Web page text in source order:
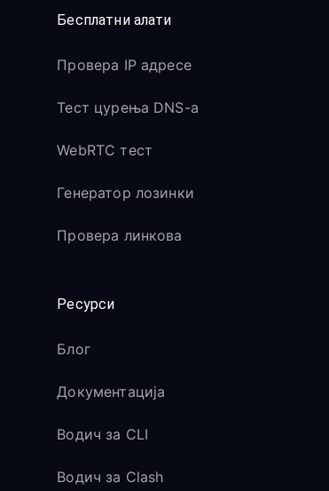
Бесплатни алати
Провера IP адресе
Тест цурења DNS-а
WebRTC тест
Генератор лозинки
Провера линкова
Ресурси
Блог
Документација
Водич за CLI
Водич за Clash